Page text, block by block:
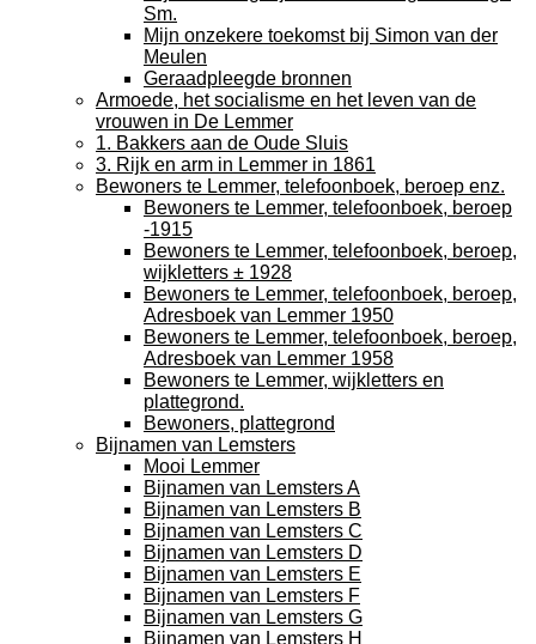
Sm.
Mijn onzekere toekomst bij Simon van der
Meulen
Geraadpleegde bronnen
Armoede, het socialisme en het leven van de
vrouwen in De Lemmer
1. Bakkers aan de Oude Sluis
3. Rijk en arm in Lemmer in 1861
Bewoners te Lemmer, telefoonboek, beroep enz.
Bewoners te Lemmer, telefoonboek, beroep
-1915
Bewoners te Lemmer, telefoonboek, beroep,
wijkletters ± 1928
Bewoners te Lemmer, telefoonboek, beroep,
Adresboek van Lemmer 1950
Bewoners te Lemmer, telefoonboek, beroep,
Adresboek van Lemmer 1958
Bewoners te Lemmer, wijkletters en
plattegrond.
Bewoners, plattegrond
Bijnamen van Lemsters
Mooi Lemmer
Bijnamen van Lemsters A
Bijnamen van Lemsters B
Bijnamen van Lemsters C
Bijnamen van Lemsters D
Bijnamen van Lemsters E
Bijnamen van Lemsters F
Bijnamen van Lemsters G
Bijnamen van Lemsters H